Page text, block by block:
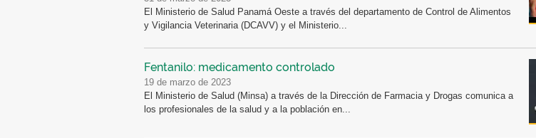
El Ministerio de Salud Panamá Oeste a través del departamento de Control de Alimentos
y Vigilancia Veterinaria (DCAVV) y el Ministerio...
Fentanilo: medicamento controlado
19 de marzo de 2023
El Ministerio de Salud (Minsa) a través de la Dirección de Farmacia y Drogas comunica a
los profesionales de la salud y a la población en...